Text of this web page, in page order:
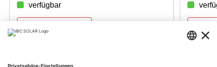
verfügbar